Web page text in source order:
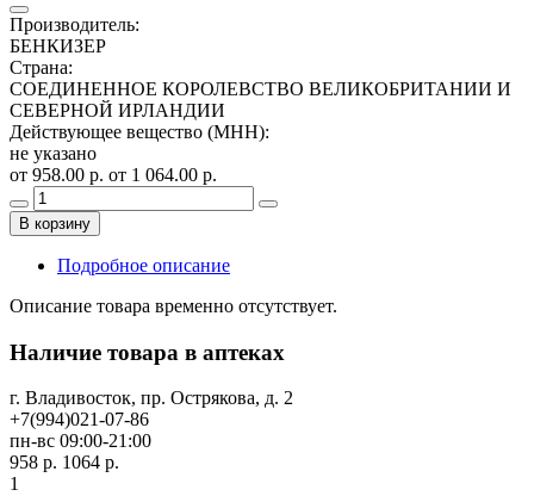
Производитель:
БЕНКИЗЕР
Страна:
СОЕДИНЕННОЕ КОРОЛЕВСТВО ВЕЛИКОБРИТАНИИ И
СЕВЕРНОЙ ИРЛАНДИИ
Действующее вещество (МНН):
не указано
от 958.00 р. от 1 064.00 р.
В корзину
Подробное описание
Описание товара временно отсутствует.
Наличие товара в аптеках
г. Владивосток, пр. Острякова, д. 2
+7(994)021-07-86
пн-вс 09:00-21:00
958 р. 1064 р.
1